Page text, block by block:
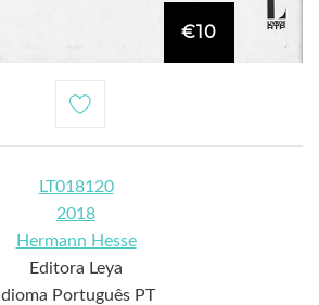
€10
LT018120
2018
Hermann Hesse
Editora Leya
Idioma Português PT